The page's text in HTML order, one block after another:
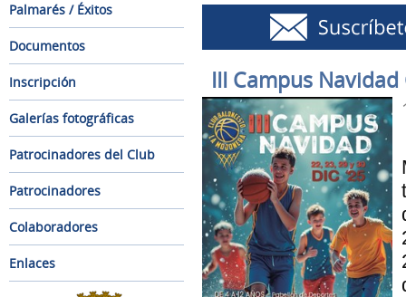
Palmarés / Éxitos
Documentos
Inscripción
Galerías fotográficas
Patrocinadores del Club
Patrocinadores
Colaboradores
Enlaces
III Campus